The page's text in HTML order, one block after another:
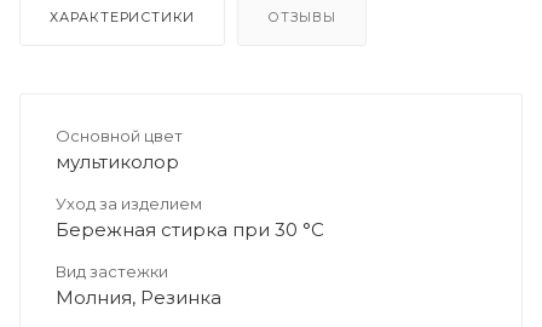
ХАРАКТЕРИСТИКИ ОТЗЫВЫ
Основной цвет
мультиколор
Уход за изделием
Бережная стирка при 30 °C
Вид застежки
Молния, Резинка